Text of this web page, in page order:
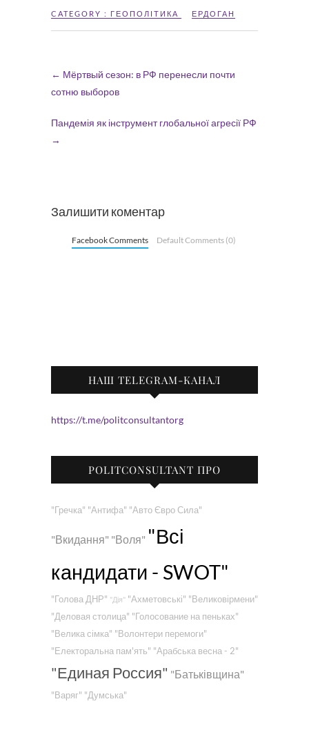
CATEGORY : ГЕОПОЛІТИКА ЕРДОГАН
← Мёртвый сезон: в РФ перенесли почти
сотню выборов
Пандемія як інструмент глобальної агресії РФ
→
Залишити коментар
Facebook Comments Default Comments (0)
НАШ TELEGRAM-КАНАЛ
https://t.me/politconsultantorg
POLITCONSULTANT ПРО
"Гречка" "Антифа" "Авто Євро Сила"
"Вкидання" "Воля" "Всі
кандидати - SWOT"
"Голова ДНР" "Дія" "Ахметовські" "Великовірмени"
"Деловая столица" "Голосование на пеньках"
"Велика сімка" "Волонтери перемоги"
"Електоральна пам'ять" "Арабська весна - 2"
"Единая Россия" "Батьківщина"
"Варяг" "Думська"